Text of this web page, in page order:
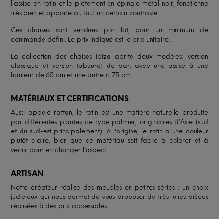
l’assise en rotin et le piétement en épingle métal noir, fonctionne
très bien et apporte au tout un certain contraste.
Ces chaises sont vendues par lot, pour un minimum de
commande défini. Le prix indiqué est le prix unitaire.
La collection des chaises Ibiza abrite deux modèles: version
classique et version tabouret de bar, avec une assise à une
hauteur de 65 cm et une autre à 75 cm.
MATÉRIAUX ET CERTIFICATIONS
Aussi appelé rattan, le rotin est une matière naturelle produite
par différentes plantes de type palmier, originaires d’Asie (sud
et du sud-est principalement). A l'origine, le rotin a une couleur
plutôt claire, bien que ce matériau soit facile à colorer et à
vernir pour en changer l’aspect.
ARTISAN
Notre créateur réalise des meubles en petites séries : un choix
judicieux qui nous permet de vous proposer de très jolies pièces
réalisées à des prix accessibles.